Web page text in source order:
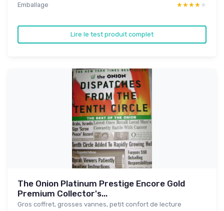
Emballage
★★★★★
★★★★★
Lire le test produit complet
The Onion Platinum Prestige Encore Gold
Premium Collector's...
Gros coffret, grosses vannes, petit confort de lecture